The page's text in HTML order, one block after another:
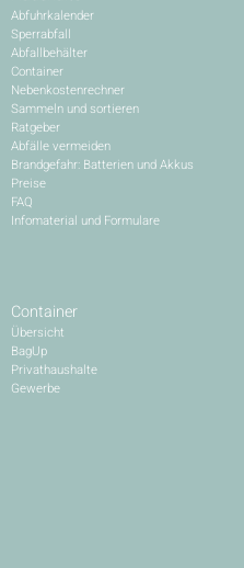
Abfuhrkalender
Sperrabfall
Abfallbehälter
Container
Nebenkostenrechner
Sammeln und sortieren
Ratgeber
Abfälle vermeiden
Brandgefahr: Batterien und Akkus
Preise
FAQ
Infomaterial und Formulare
Container
Übersicht
BagUp
Privathaushalte
Gewerbe